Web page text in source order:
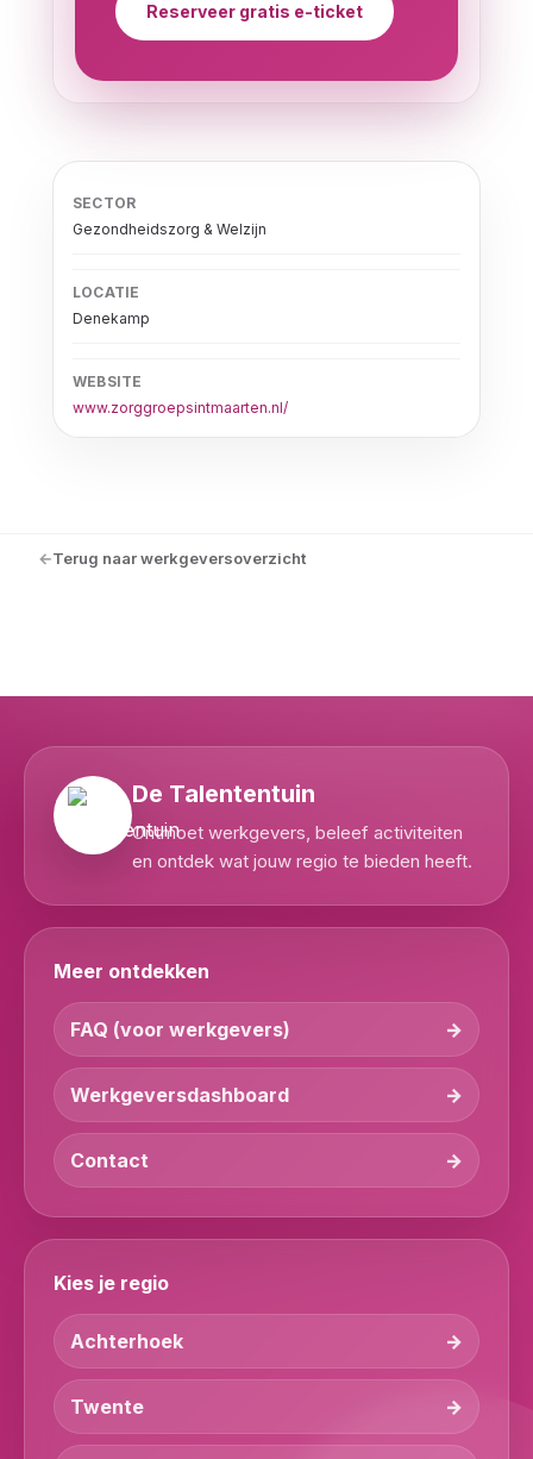
Reserveer gratis e-ticket
SECTOR
Gezondheidszorg & Welzijn
LOCATIE
Denekamp
WEBSITE
www.zorggroepsintmaarten.nl/
Terug naar werkgeversoverzicht
De Talententuin
Ontmoet werkgevers, beleef activiteiten
en ontdek wat jouw regio te bieden heeft.
Meer ontdekken
FAQ (voor werkgevers)
Werkgeversdashboard
Contact
Kies je regio
Achterhoek
Twente